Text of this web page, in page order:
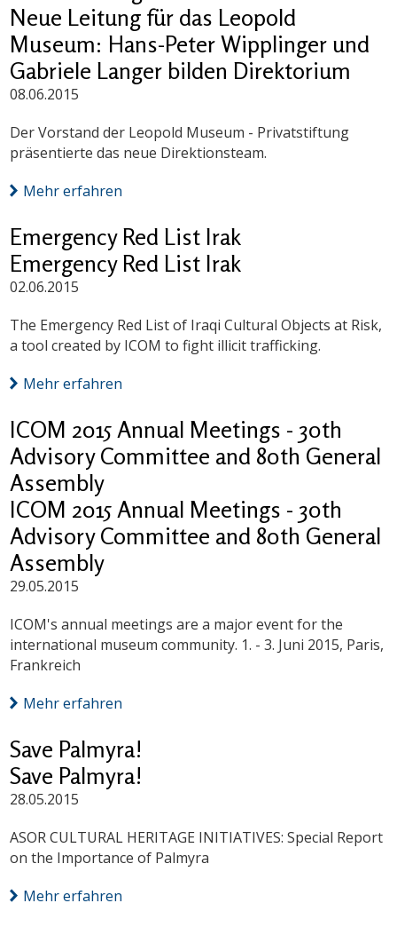
Neue Leitung für das Leopold
Museum: Hans-Peter Wipplinger und
Gabriele Langer bilden Direktorium
08.06.2015
Der Vorstand der Leopold Museum - Privatstiftung
präsentierte das neue Direktionsteam.
Mehr erfahren
Emergency Red List Irak
Emergency Red List Irak
02.06.2015
The Emergency Red List of Iraqi Cultural Objects at Risk,
a tool created by ICOM to fight illicit trafficking.
Mehr erfahren
ICOM 2015 Annual Meetings - 30th
Advisory Committee and 80th General
Assembly
ICOM 2015 Annual Meetings - 30th
Advisory Committee and 80th General
Assembly
29.05.2015
ICOM's annual meetings are a major event for the
international museum community. 1. - 3. Juni 2015, Paris,
Frankreich
Mehr erfahren
Save Palmyra!
Save Palmyra!
28.05.2015
ASOR CULTURAL HERITAGE INITIATIVES: Special Report
on the Importance of Palmyra
Mehr erfahren